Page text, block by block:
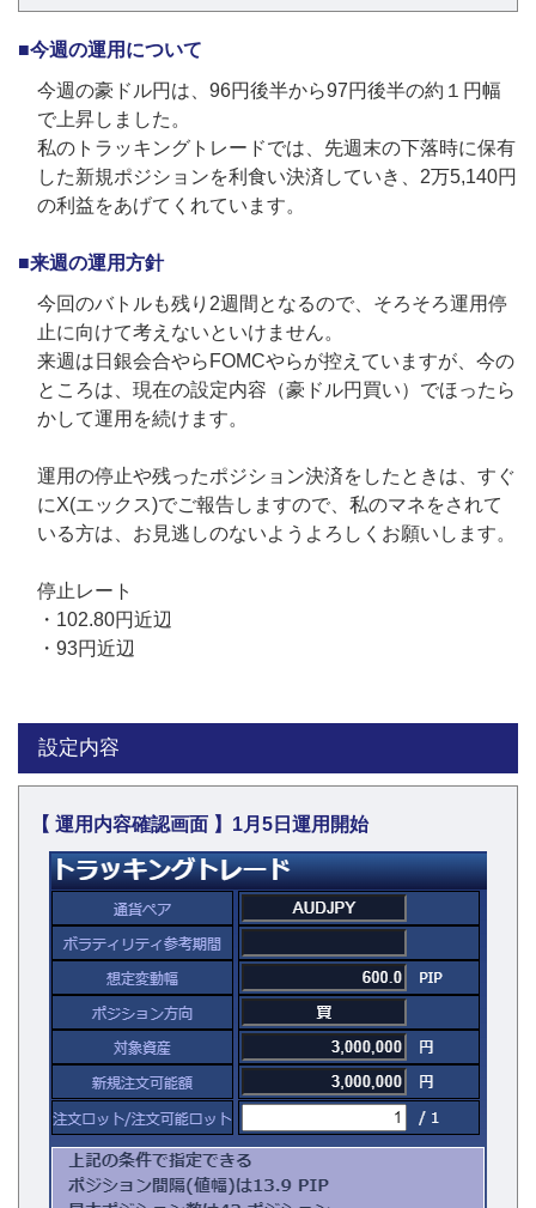
■今週の運用について
今週の豪ドル円は、96円後半から97円後半の約１円幅
で上昇しました。
私のトラッキングトレードでは、先週末の下落時に保有
した新規ポジションを利食い決済していき、2万5,140円
の利益をあげてくれています。
■来週の運用方針
今回のバトルも残り2週間となるので、そろそろ運用停
止に向けて考えないといけません。
来週は日銀会合やらFOMCやらが控えていますが、今の
ところは、現在の設定内容（豪ドル円買い）でほったら
かして運用を続けます。
運用の停止や残ったポジション決済をしたときは、すぐ
にX(エックス)でご報告しますので、私のマネをされて
いる方は、お見逃しのないようよろしくお願いします。
停止レート
・102.80円近辺
・93円近辺
設定内容
【 運用内容確認画面 】1月5日運用開始